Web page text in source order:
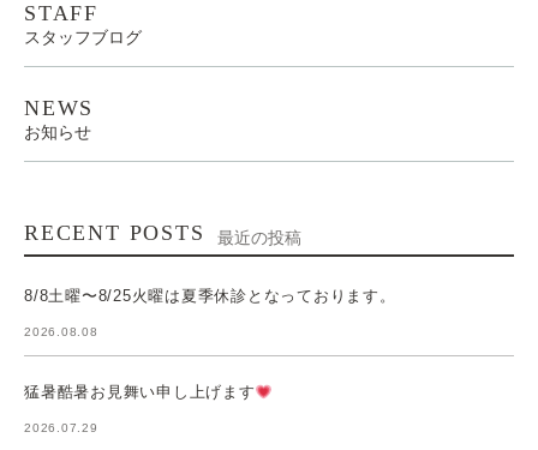
STAFF
スタッフブログ
NEWS
お知らせ
RECENT POSTS 最近の投稿
8/8土曜〜8/25火曜は夏季休診となっております。
2026.08.08
猛暑酷暑お見舞い申し上げます
2026.07.29